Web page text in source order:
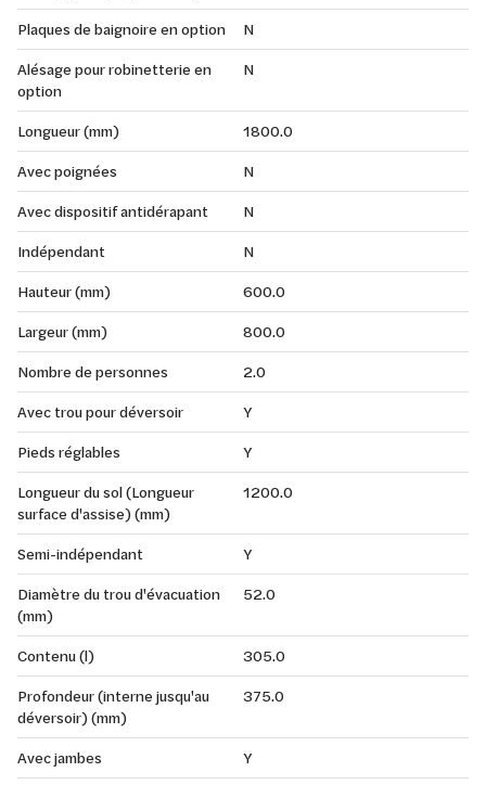
Plaques de baignoire en option
N
Alésage pour robinetterie en
option
N
Longueur (mm)
1800.0
Avec poignées
N
Avec dispositif antidérapant
N
Indépendant
N
Hauteur (mm)
600.0
Largeur (mm)
800.0
Nombre de personnes
2.0
Avec trou pour déversoir
Y
Pieds réglables
Y
Longueur du sol (Longueur
surface d'assise) (mm)
1200.0
Semi-indépendant
Y
Diamètre du trou d'évacuation
(mm)
52.0
Contenu (l)
305.0
Profondeur (interne jusqu'au
déversoir) (mm)
375.0
Avec jambes Y